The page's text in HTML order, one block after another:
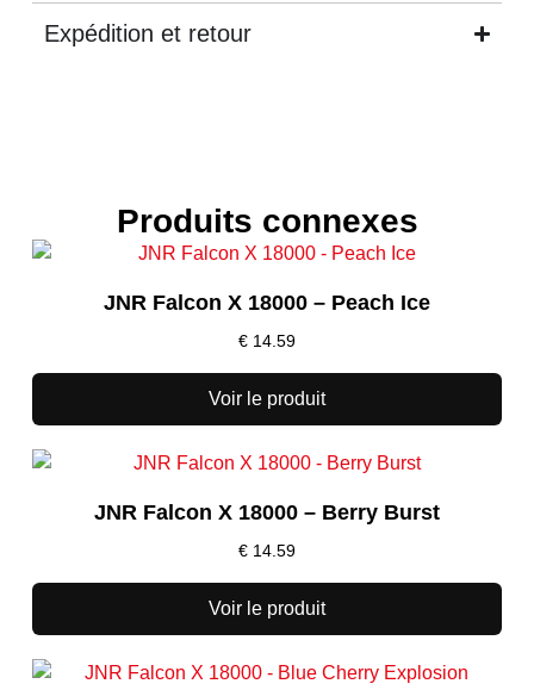
Expédition et retour
Produits connexes
JNR Falcon X 18000 – Peach Ice
€ 14.59
Voir le produit
JNR Falcon X 18000 – Berry Burst
€ 14.59
Voir le produit